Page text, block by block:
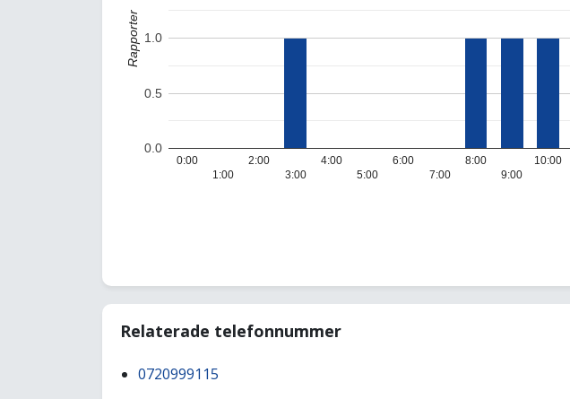
0:00
1:00
2:00
3:00
4:00
5:00
6:00
7:00
8:00
9:00
10:00
0.0
0.5
1.0
Rapporter
Relaterade telefonnummer
0720999115